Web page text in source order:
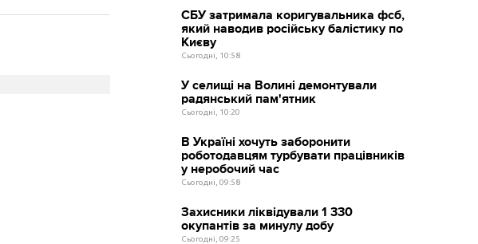
СБУ затримала коригувальника фсб,
який наводив російську балістику по
Києву
Сьогодні, 10:58
У селищі на Волині демонтували
радянський пам'ятник
Сьогодні, 10:20
В Україні хочуть заборонити
роботодавцям турбувати працівників
у неробочий час
Сьогодні, 09:58
Захисники ліквідували 1 330
окупантів за минулу добу
Сьогодні, 09:25